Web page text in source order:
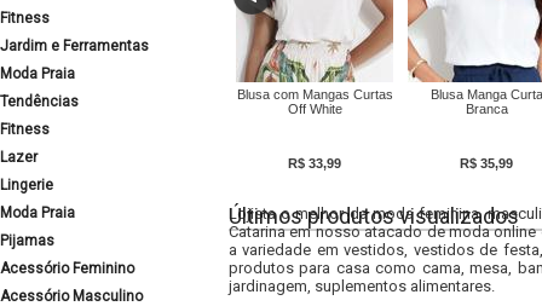
Fitness
Jardim e Ferramentas
Moda Praia
Tendências
Fitness
Lazer
Lingerie
Moda Praia
Pijamas
Acessório Feminino
Acessório Masculino
Blusa com Mangas Curtas
Off White
R$ 33,99
Blusa Manga Curta
Branca
R$ 35,99
Últimos produtos visualizados
Lojista o melhor da moda feminina,
Catarina em nosso atacado de moda
a variedade em vestidos, vestidos de
produtos para casa como cama, mesa,
jardinagem, suplementos alimentares.